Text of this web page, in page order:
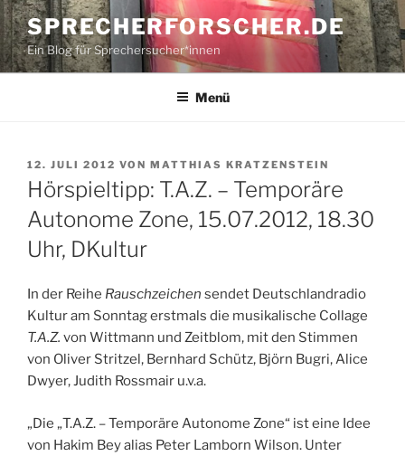
Zum
Inhalt
springen
SPRECHERFORSCHER.DE
Ein Blog für Sprechersucher*innen
Menü
VERÖFFENTLICHT
AM
12. JULI 2012 VON MATTHIAS KRATZENSTEIN
Hörspieltipp: T.A.Z. – Temporäre
Autonome Zone, 15.07.2012, 18.30
Uhr, DKultur
In der Reihe Rauschzeichen sendet Deutschlandradio
Kultur am Sonntag erstmals die musikalische Collage
T.A.Z. von Wittmann und Zeitblom, mit den Stimmen
von Oliver Stritzel, Bernhard Schütz, Björn Bugri, Alice
Dwyer, Judith Rossmair u.v.a.
„Die „T.A.Z. – Temporäre Autonome Zone“ ist eine Idee
von Hakim Beyalias Peter Lamborn Wilson. Unter